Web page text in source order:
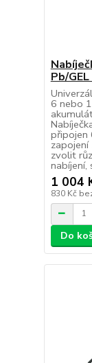
Pb/
6 nebo
připojen
zvolit
nabíjení,
1 004
830 Kč
Do